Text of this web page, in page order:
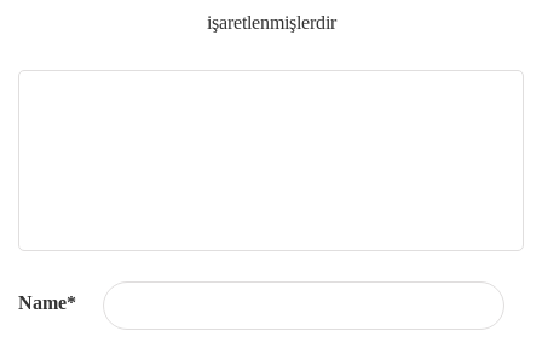
işaretlenmişlerdir
Name*